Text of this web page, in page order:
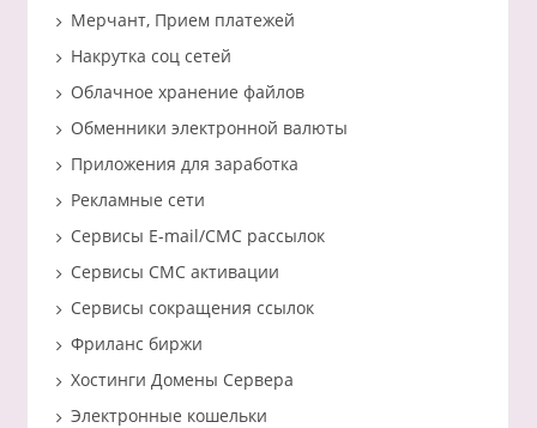
Мерчант, Прием платежей
Накрутка соц сетей
Облачное хранение файлов
Обменники электронной валюты
Приложения для заработка
Рекламные сети
Сервисы E-mail/СМС рассылок
Сервисы СМС активации
Сервисы сокращения ссылок
Фриланс биржи
Хостинги Домены Сервера
Электронные кошельки